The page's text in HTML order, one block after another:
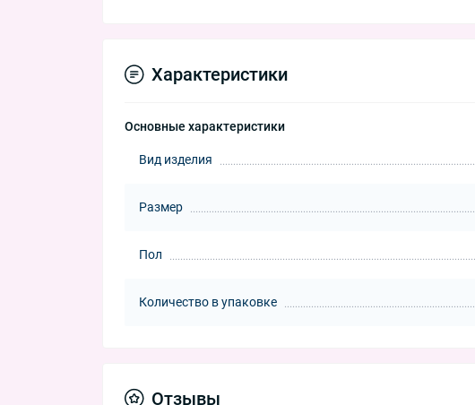
Характеристики
Основные характеристики
Вид изделия
Размер
Пол
Количество в упаковке
Отзывы